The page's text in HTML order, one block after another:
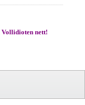
Vollidioten nett!